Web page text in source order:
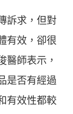
訴求，但對
有效，卻很
醫師表示，
是否有經過
有效性都較